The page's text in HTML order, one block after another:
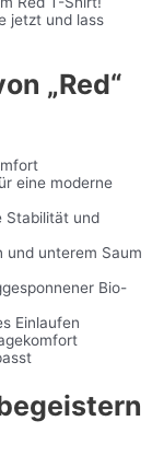
jetzt und lass
„Red“
eine moderne
Stabilität und
und unterem Saum
Bio-
Einlaufen